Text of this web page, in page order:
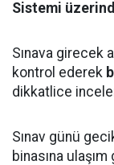
Sistemi
Sınava girecek
kontrol ederek
dikkatlice
Sınav günü
binasına